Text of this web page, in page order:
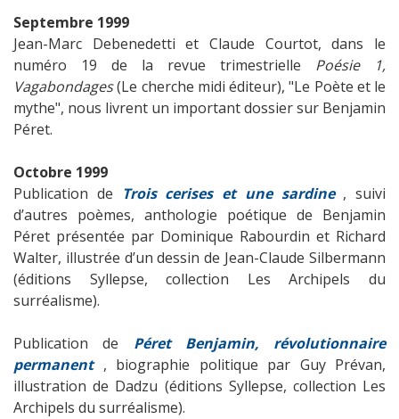
Septembre 1999
Jean-Marc Debenedetti et Claude Courtot, dans le
numéro 19 de la revue trimestrielle Poésie 1,
Vagabondages(Le cherche midi éditeur), "Le Poète et le
mythe", nous livrent un important dossier sur Benjamin
Péret.
Octobre 1999
Publication de Trois cerises et une sardine , suivi
d’autres poèmes, anthologie poétique de Benjamin
Péret présentée par Dominique Rabourdin et Richard
Walter, illustrée d’un dessin de Jean-Claude Silbermann
(éditions Syllepse, collection Les Archipels du
surréalisme).
Publication de Péret
Benjamin, révolutionnaire
permanent , biographie politique par Guy Prévan,
illustration de Dadzu (éditions Syllepse, collection Les
Archipels du surréalisme).